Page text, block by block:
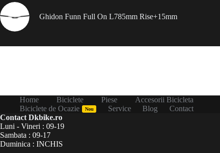
Ghidon Funn Full On L785mm Rise+15mm
Home Biciclete Piese
Accesorii Bicicleta
Biciclete de Ocazie
Nou Service Blog
Contact
Contact Dkbike.ro
Luni - Vineri : 09-19
Sambata : 09-17
Duminica : INCHIS